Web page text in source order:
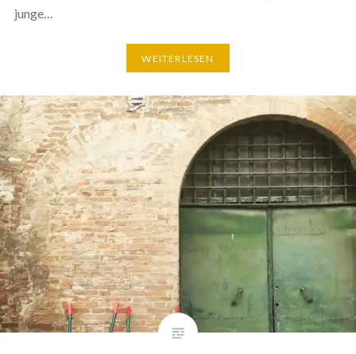
junge…
WEITERLESEN